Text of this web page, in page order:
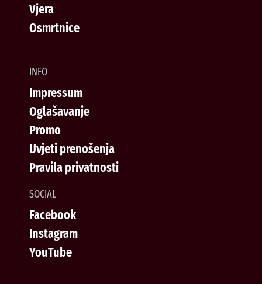
Vjera
Osmrtnice
INFO
Impressum
Oglašavanje
Promo
Uvjeti prenošenja
Pravila privatnosti
SOCIAL
Facebook
Instagram
YouTube